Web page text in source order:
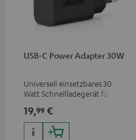
USB-C Power Adapter 30W
Universell einsetzbares 30
Watt Schnellladegerät für
Apple iPhones, Android
Smartphones, Tablets und
Geräte mit USB-C-Anschluss
19,99 €